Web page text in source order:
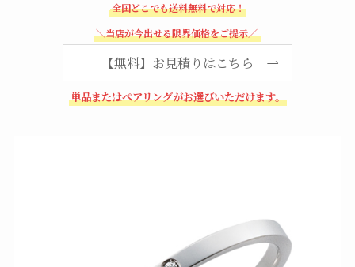
全国どこでも送料無料で対応！
＼当店が今出せる限界価格をご提示／
【無料】お見積りはこちら
単品またはペアリングがお選びいただけます。